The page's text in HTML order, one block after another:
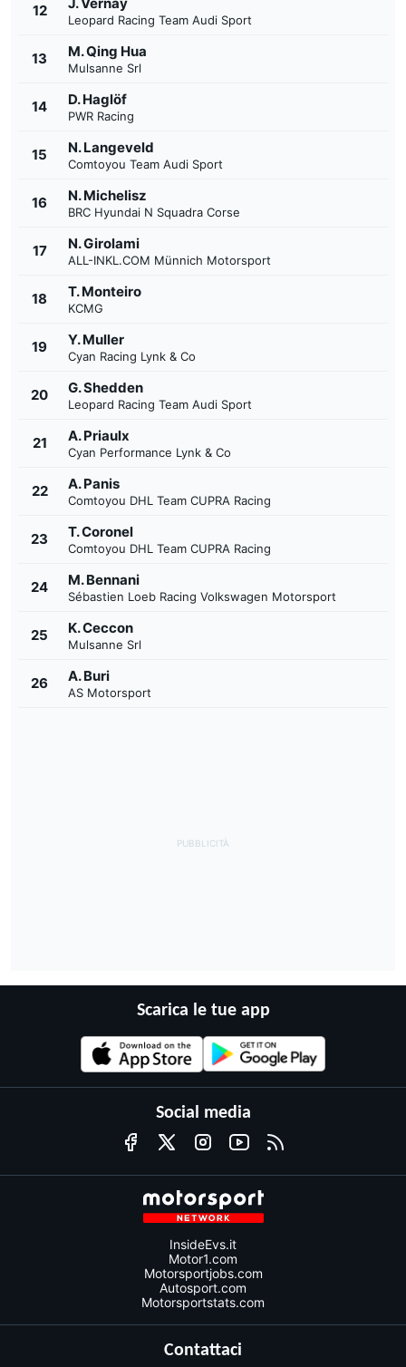
12
Leopard Racing Team Audi Sport
13 M. Qing Hua
Mulsanne Srl
14 D. Haglöf
PWR Racing
15 N. Langeveld
Comtoyou Team Audi Sport
16 N. Michelisz
BRC Hyundai N Squadra Corse
17 N. Girolami
ALL-INKL.COM Münnich Motorsport
18 T. Monteiro
KCMG
19 Y. Muller
Cyan Racing Lynk & Co
20 G. Shedden
Leopard Racing Team Audi Sport
21 A. Priaulx
Cyan Performance Lynk & Co
22 A. Panis
Comtoyou DHL Team CUPRA Racing
23 T. Coronel
Comtoyou DHL Team CUPRA Racing
24 M. Bennani
Sébastien Loeb Racing Volkswagen Motorsport
25 K. Ceccon
Mulsanne Srl
26 A. Buri
AS Motorsport
Scarica le tue app
Social media
InsideEvs.it
Motor1.com
Motorsportjobs.com
Autosport.com
Motorsportstats.com
Contattaci